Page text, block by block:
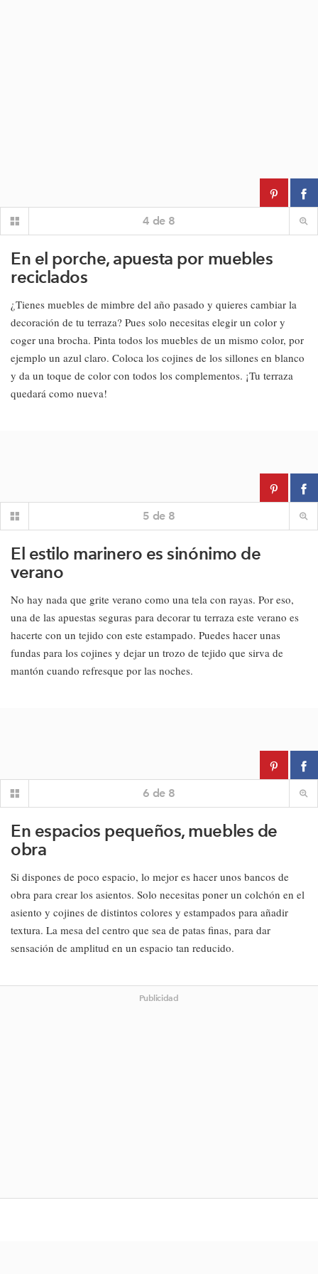
4 de 8
En el porche, apuesta por muebles
reciclados
¿Tienes muebles de mimbre del año pasado y quieres cambiar la
decoración de tu terraza? Pues solo necesitas elegir un color y
coger una brocha. Pinta todos los muebles de un mismo color, por
ejemplo un azul claro. Coloca los cojines de los sillones en blanco
y da un toque de color con todos los complementos. ¡Tu terraza
quedará como nueva!
5 de 8
El estilo marinero es sinónimo de
verano
No hay nada que grite verano como una tela con rayas. Por eso,
una de las apuestas seguras para decorar tu terraza este verano es
hacerte con un tejido con este estampado. Puedes hacer unas
fundas para los cojines y dejar un trozo de tejido que sirva de
mantón cuando refresque por las noches.
6 de 8
En espacios pequeños, muebles de
obra
Si dispones de poco espacio, lo mejor es hacer unos bancos de
obra para crear los asientos. Solo necesitas poner un colchón en el
asiento y cojines de distintos colores y estampados para añadir
textura. La mesa del centro que sea de patas finas, para dar
sensación de amplitud en un espacio tan reducido.
Publicidad